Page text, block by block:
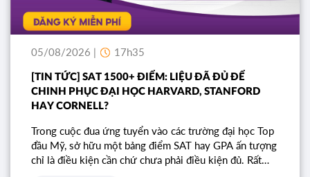
05/08/2026 | 17h35
[TIN TỨC] SAT 1500+ ĐIỂM: LIỆU ĐÃ ĐỦ ĐỂ
CHINH PHỤC ĐẠI HỌC HARVARD, STANFORD
HAY CORNELL?
Trong cuộc đua ứng tuyển vào các trường đại học Top
đầu Mỹ, sở hữu một bảng điểm SAT hay GPA ấn tượng
chỉ là điều kiện cần chứ chưa phải điều kiện đủ. Rất